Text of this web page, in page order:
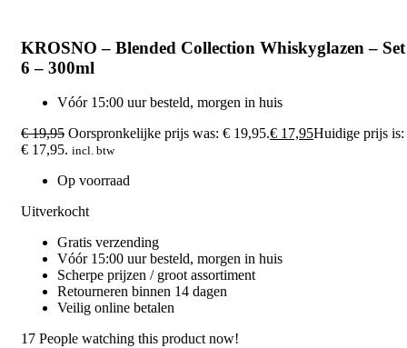
KROSNO – Blended Collection Whiskyglazen –
6 – 300ml
Vóór 15:00 uur besteld, morgen in huis
€19,95 Oorspronkelijke prijs was: € 19,95.€ 17,95Huidige prijs is:
€ 17,95. incl. btw
Op voorraad
Uitverkocht
Gratis verzending
Vóór 15:00 uur besteld, morgen in huis
Scherpe prijzen / groot assortiment
Retourneren binnen 14 dagen
Veilig online betalen
17 People watching this product now!